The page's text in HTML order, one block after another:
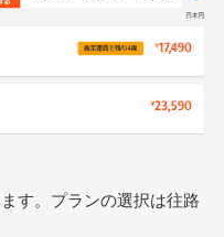
す。プランの選択は往路